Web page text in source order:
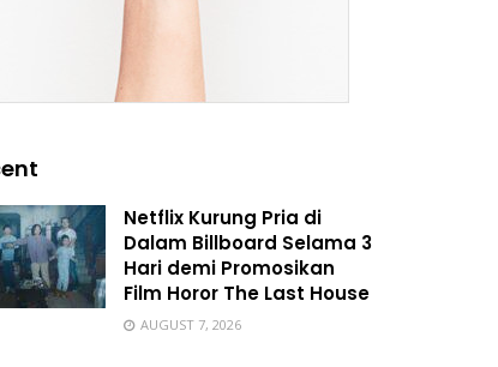
Netflix Kurung Pria di
Dalam Billboard Selama 3
Hari demi Promosikan
Film Horor The Last House
AUGUST 7, 2026